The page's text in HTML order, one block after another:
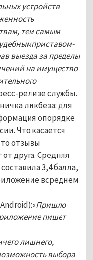
устройств
тем самым
выезда за пределы
на имущество
релизе службы.
ликбеза: для
опорядке
Что касается
отзывы
друга. Средняя
3,4 балла,
всреднем
Пришло
пишет
лишнего,
выбора